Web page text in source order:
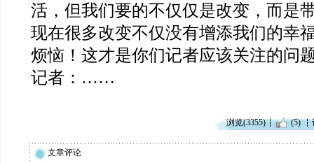
活，但我们要的不仅仅是改变，而是
现在很多改变不仅没有增添我们的幸
烦恼！这才是你们记者应该关注的问
记者：……
浏览(3355) (5)
文章评论